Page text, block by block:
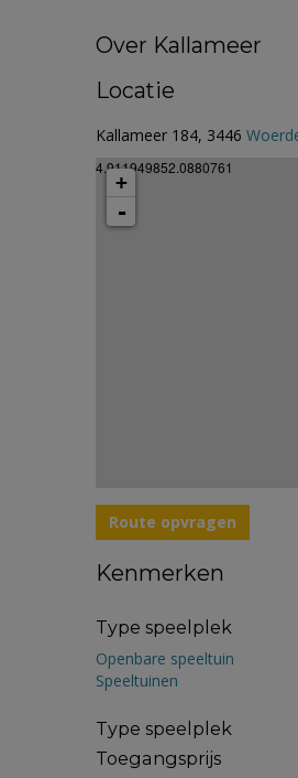
Over Kallameer
Locatie
Kallameer 184, 3446
4.911949852.0880761
+
-
Route opvragen
Kenmerken
Type speelplek
Openbare speeltuin
Speeltuinen
Type speelplek
Toegangsprijs